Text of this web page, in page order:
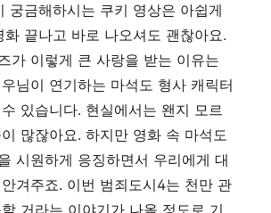
궁금해하시는 쿠키 영상은 아쉽게
화 끝나고 바로 나오셔도 괜찮아요.
가 이렇게 큰 사랑을 받는 이유는
님이 연기하는 마석도 형사 캐릭터
있습니다. 현실에서는 왠지 모르
많잖아요. 하지만 영화 속 마석도
시원하게 응징하면서 우리에게 대
겨주죠. 이번 범죄도시4는 천만 관